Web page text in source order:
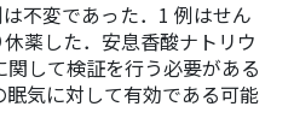
不変であった．1 例はせん
薬した．安息香酸ナトリウ
して検証を行う必要がある
気に対して有効である可能